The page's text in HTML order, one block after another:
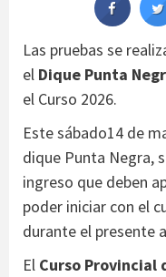
Las pruebas se
el Dique Punta
el Curso 2026.
Este sábado14 de
dique Punta Negra,
ingreso que deben
poder iniciar con el
durante el presente
El Curso Provincial